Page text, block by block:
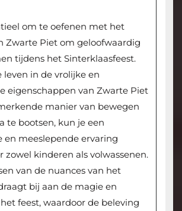
om te oefenen met het
Zwarte Piet om geloofwaardig
tijdens het Sinterklaasfeest.
leven in de vrolijke en
eigenschappen van Zwarte Piet
manier van bewegen
te bootsen, kun je een
en meeslepende ervaring
zowel kinderen als volwassenen.
van de nuances van het
bij aan de magie en
feest, waardoor de beleving